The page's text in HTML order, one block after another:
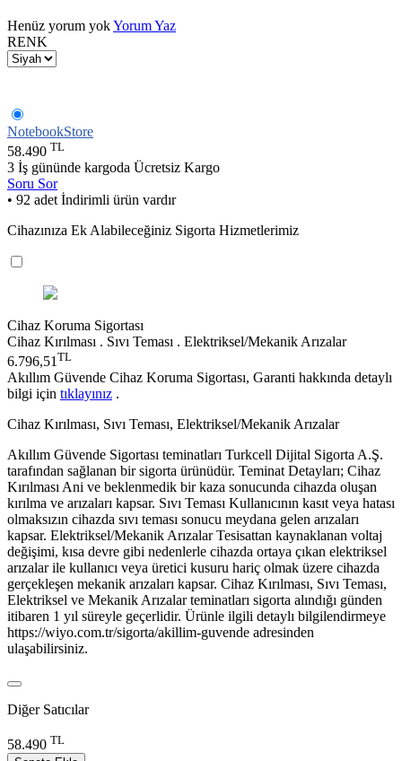
Henüz yorum yokYorum Yaz
RENK
NotebookStore
58.490 TL
3 İş gününde kargoda Ücretsiz Kargo
Soru Sor
• 92 adet İndirimli ürün vardır
Cihazınıza Ek Alabileceğiniz Sigorta Hizmetlerimiz
Cihaz Koruma Sigortası
Cihaz Kırılması . Sıvı Teması . Elektriksel/Mekanik Arızalar
6.796,51TL
Akıllım Güvende Cihaz Koruma Sigortası, Garanti hakkında detaylı
bilgi için tıklayınız .
Cihaz Kırılması, Sıvı Teması, Elektriksel/Mekanik Arızalar
Akıllım Güvende Sigortası teminatları Turkcell Dijital Sigorta A.Ş.
tarafından sağlanan bir sigorta ürünüdür. Teminat Detayları; Cihaz
Kırılması Ani ve beklenmedik bir kaza sonucunda cihazda oluşan
kırılma ve arızaları kapsar. Sıvı Teması Kullanıcının kasıt veya hatası
olmaksızın cihazda sıvı teması sonucu meydana gelen arızaları
kapsar. Elektriksel/Mekanik Arızalar Tesisattan kaynaklanan voltaj
değişimi, kısa devre gibi nedenlerle cihazda ortaya çıkan elektriksel
arızalar ile kullanıcı veya üretici kusuru hariç olmak üzere cihazda
gerçekleşen mekanik arızaları kapsar. Cihaz Kırılması, Sıvı Teması,
Elektriksel ve Mekanik Arızalar teminatları sigorta alındığı günden
itibaren 1 yıl süreyle geçerlidir. Ürünle ilgili detaylı bilgilendirmeye
https://wiyo.com.tr/sigorta/akillim-guvende adresinden
ulaşabilirsiniz.
Diğer Satıcılar
58.490 TL